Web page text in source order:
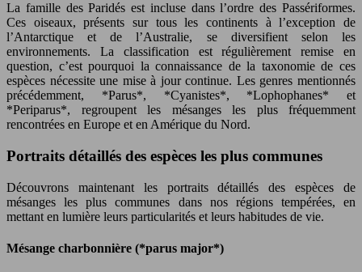
La famille des Paridés est incluse dans l’ordre des Passériformes.
Ces oiseaux, présents sur tous les continents à l’exception de
l’Antarctique et de l’Australie, se diversifient selon les
environnements. La classification est régulièrement remise en
question, c’est pourquoi la connaissance de la taxonomie de ces
espèces nécessite une mise à jour continue. Les genres mentionnés
précédemment, *Parus*, *Cyanistes*, *Lophophanes* et
*Periparus*, regroupent les mésanges les plus fréquemment
rencontrées en Europe et en Amérique du Nord.
Portraits détaillés des espèces les plus communes
Découvrons maintenant les portraits détaillés des espèces de
mésanges les plus communes dans nos régions tempérées, en
mettant en lumière leurs particularités et leurs habitudes de vie.
Mésange charbonnière (*parus major*)